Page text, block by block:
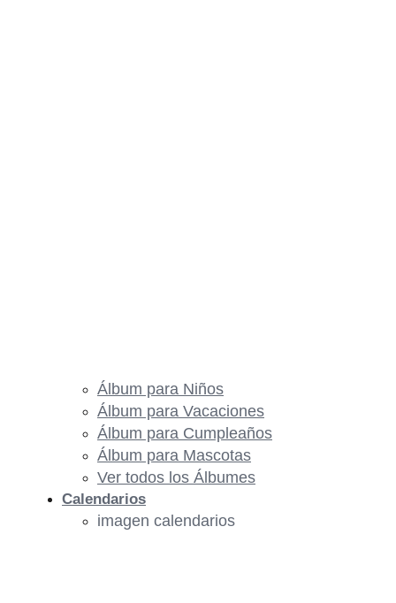
Álbum para Niños
Álbum para Vacaciones
Álbum para Cumpleaños
Álbum para Mascotas
Ver todos los Álbumes
Calendarios
imagen calendarios